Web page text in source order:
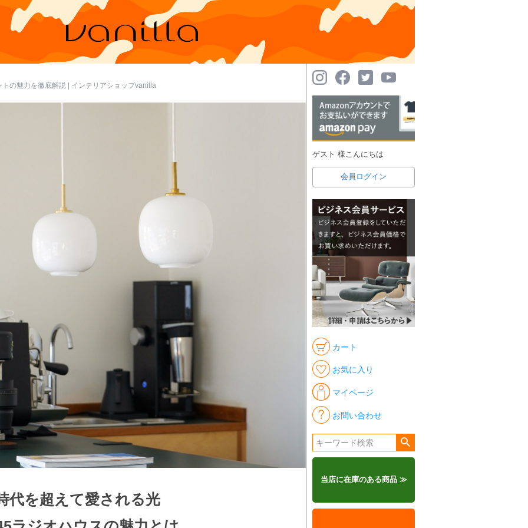
の魅力を徹底解説 | インテリアショップvanilla
代を超えて愛される光
ゲスト 様こんにちは
会員ログイン
カート
お気に入り
マイページ
お問い合わせ
検索
当店に在庫のある商品 ≫